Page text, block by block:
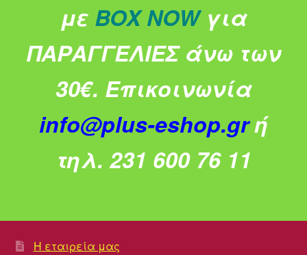
με BOX NOW για
ΠΑΡΑΓΓΕΛΙΕΣ άνω των
30€. Επικοινωνία
info@plus-eshop.grή
τηλ. 231 600 76 11
Η εταιρεία μας